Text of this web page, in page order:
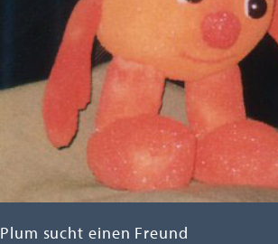
Plum sucht einen Freund